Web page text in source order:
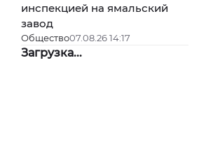
инспекцией на ямальский
завод
Общество07.08.26 14:17
Загрузка...